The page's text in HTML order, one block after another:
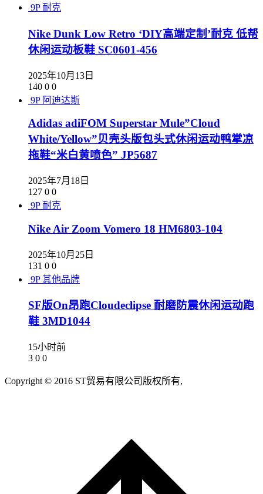
9P 耐克
Nike Dunk Low Retro ‘DIY高端定制’耐克 低帮
休闲运动板鞋 SC0601-456
2025年10月13日
140 0 0
9P 阿迪达斯
Adidas adiFOM Superstar Mule”Cloud
White/Yellow”贝壳头版包头式休闲运动鸭掌凉
拖鞋“米白黄喷色” JP5687
2025年7月18日
127 0 0
9P 耐克
Nike Air Zoom Vomero 18 HM6803-104
2025年10月25日
131 0 0
9P 其他品牌
SF版On昂跑Cloudeclipse 耐磨防震休闲运动跑
鞋 3MD1044
15小时前
3 0 0
Copyright © 2016 ST贸易有限公司版权所有,